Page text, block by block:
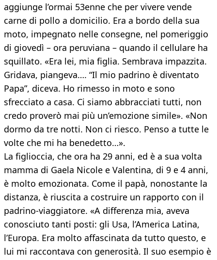
aggiunge l’ormai 53enne che per vivere vende
carne di pollo a domicilio. Era a bordo della sua
moto, impegnato nelle consegne, nel pomeriggio
di giovedì – ora peruviana – quando il cellulare ha
squillato. «Era lei, mia figlia. Sembrava impazzita.
Gridava, piangeva…. “Il mio padrino è diventato
Papa”, diceva. Ho rimesso in moto e sono
sfrecciato a casa. Ci siamo abbracciati tutti, non
credo proverò mai più un’emozione simile». «Non
dormo da tre notti. Non ci riesco. Penso a tutte le
volte che mi ha benedetto…».
La figlioccia, che ora ha 29 anni, ed è a sua volta
mamma di Gaela Nicole e Valentina, di 9 e 4 anni,
è molto emozionata. Come il papà, nonostante la
distanza, è riuscita a costruire un rapporto con il
padrino-viaggiatore. «A differenza mia, aveva
conosciuto tanti posti: gli Usa, l’America Latina,
l’Europa. Era molto affascinata da tutto questo, e
lui mi raccontava con generosità. Il suo esempio è